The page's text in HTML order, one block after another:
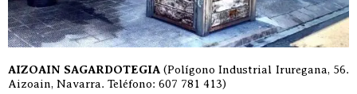
AIZOAIN SAGARDOTEGIA (Polígono Industrial Iruregana, 56.
Aizoain, Navarra. Teléfono: 607 781 413)